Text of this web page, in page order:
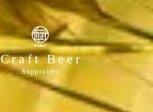
Craft Beer
Supporters